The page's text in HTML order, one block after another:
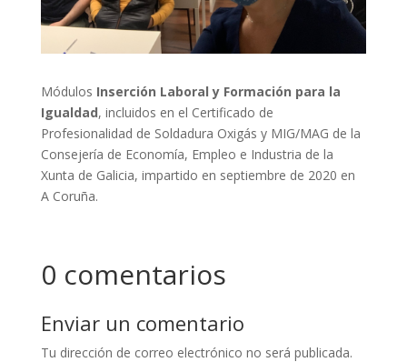
Módulos Inserción Laboral y Formación para la
Igualdad, incluidos en el Certificado de
Profesionalidad de Soldadura Oxigás y MIG/MAG de la
Consejería de Economía, Empleo e Industria de la
Xunta de Galicia, impartido en septiembre de 2020 en
A Coruña.
0 comentarios
Enviar un comentario
Tu dirección de correo electrónico no será publicada.